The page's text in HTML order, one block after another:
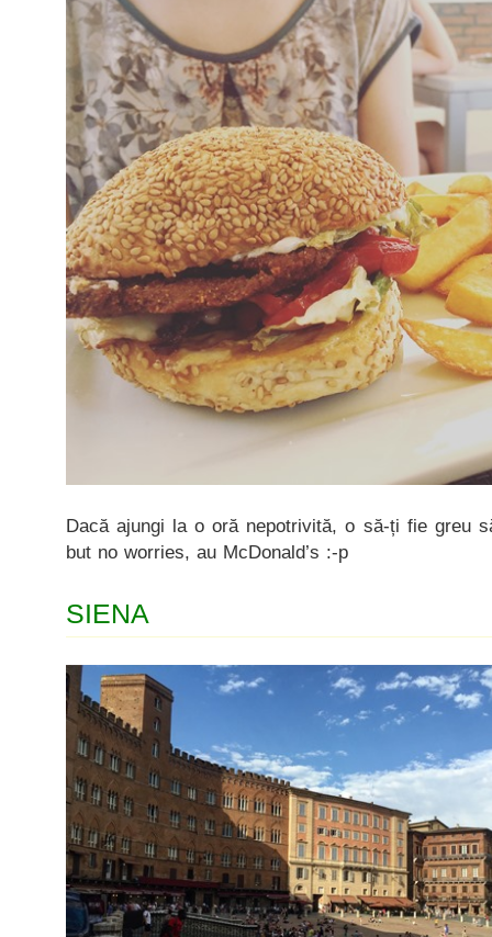
Dacă ajungi la o oră nepotrivită, o să-ți fie greu
but no worries, au McDonald’s :-p
SIENA